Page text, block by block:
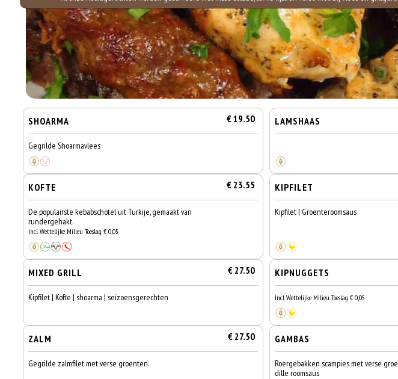
SHOARMA € 19.50
Gegrilde Shoarmavlees
LAMSHAAS
KOFTE € 23.55
De populairste kebabschotel uit Turkije, gemaakt van
rundergehakt.
Incl. Wettelijke Milieu Toeslag € 0,05
KIPFILET
Kipfilet | Groenteroomsaus
MIXED GRILL € 27.50
Kipfilet | Kofte | shoarma | seizoensgerechten
KIPNUGGETS
Incl. Wettelijke Milieu Toeslag € 0,05
ZALM € 27.50
Gegrilde zalmfilet met verse groenten.
GAMBAS
Roergebakken scampies met verse
dille roomsaus